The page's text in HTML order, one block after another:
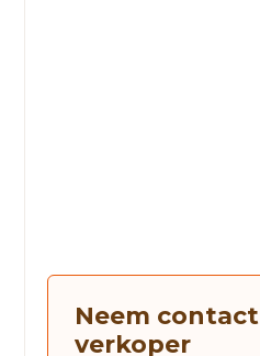
Neem
verkoper